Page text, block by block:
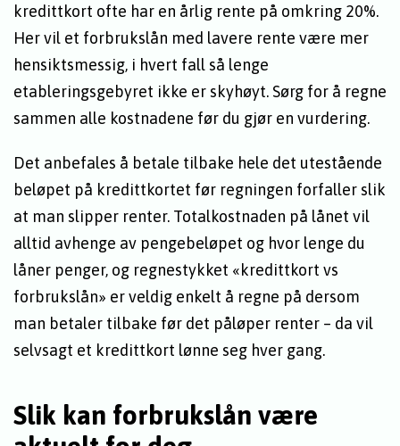
kredittkort ofte har en årlig rente på omkring 20%.
Her vil et forbrukslån med lavere rente være mer
hensiktsmessig, i hvert fall så lenge
etableringsgebyret ikke er skyhøyt. Sørg for å regne
sammen alle kostnadene før du gjør en vurdering.
Det anbefales å betale tilbake hele det utestående
beløpet på kredittkortet før regningen forfaller slik
at man slipper renter. Totalkostnaden på lånet vil
alltid avhenge av pengebeløpet og hvor lenge du
låner penger, og regnestykket «kredittkort vs
forbrukslån» er veldig enkelt å regne på dersom
man betaler tilbake før det påløper renter – da vil
selvsagt et kredittkort lønne seg hver gang.
Slik kan forbrukslån være